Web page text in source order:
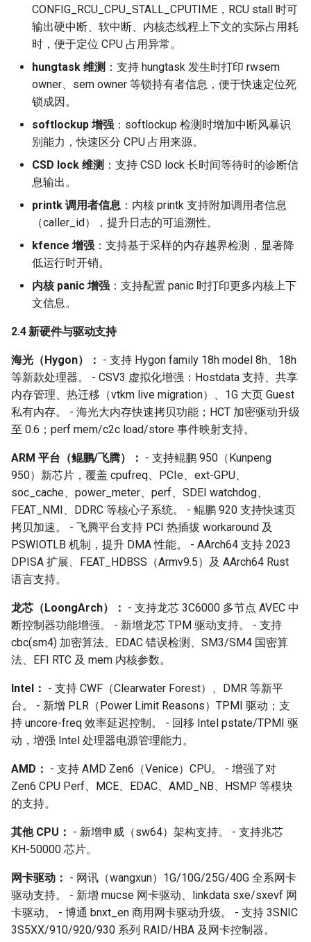
libtpms 0.9.7
libvirt 9.10.0
12. 监控与高可用
grafana-pcp 5.3.0
pacemaker 2.1.8
frr 10.0.3
13. 开发工具链
git 2.43.7
meson 1.4.2
gcc 12.3.1.8
llvm 17.0.6
14. 硬件支持与内核模块管理
linux-firmware 20250917
microcode_ctl 20250812
dkms 3.2.2（新增）
15. 新增软件包
16. 移除与整合的软件包
KonaJDK LoongArch 包整合
其他
17. 其他资源
CONFIG_RCU_CPU_STALL_CPUTIME，RCU stall 时可
输出硬中断、软中断、内核态线程上下文的实际占用耗
时，便于定位 CPU 占用异常。
hungtask 维测 ：支持 hungtask 发生时打印 rwsem
owner、sem owner 等锁持有者信息，便于快速定位死
锁成因。
softlockup 增强 ：softlockup 检测时增加中断风暴识
别能力，快速区分 CPU 占用来源。
CSD lock 维测 ：支持 CSD lock 长时间等待时的诊断信
息输出。
printk 调用者信息 ：内核 printk 支持附加调用者信息
（caller_id），提升日志的可追溯性。
kfence 增强 ：支持基于采样的内存越界检测，显著降
低运行时开销。
内核 panic 增强 ：支持配置 panic 时打印更多内核上下
文信息。
2.4 新硬件与驱动支持
海光（Hygon）： - 支持 Hygon family 18h model 8h、18h
等新款处理器。 - CSV3 虚拟化增强：Hostdata 支持、共享
内存管理、热迁移（vtkm live migration）、1G 大页 Guest
私有内存。 - 海光大内存快速拷贝功能；HCT 加密驱动升级
至 0.6；perf mem/c2c load/store 事件映射支持。
ARM 平台（鲲鹏/飞腾）： - 支持鲲鹏 950（Kunpeng
950）新芯片，覆盖 cpufreq、PCIe、ext-GPU、
soc_cache、power_meter、perf、SDEI watchdog、
FEAT_NMI、DDRC 等核心子系统。 - 鲲鹏 920 支持快速页
拷贝加速。 - 飞腾平台支持 PCI 热插拔 workaround 及
PSWIOTLB 机制，提升 DMA 性能。 - AArch64 支持 2023
DPISA 扩展、FEAT_HDBSS（Armv9.5）及 AArch64 Rust
语言支持。
龙芯（LoongArch）： - 支持龙芯 3C6000 多节点 AVEC 中
断控制器功能增强。 - 新增龙芯 TPM 驱动支持。 - 支持
cbc(sm4) 加密算法、EDAC 错误检测、SM3/SM4 国密算
法、EFI RTC 及 mem 内核参数。
Intel： - 支持 CWF（Clearwater Forest）、DMR 等新平
台。 - 新增 PLR（Power Limit Reasons）TPMI 驱动；支
持 uncore-freq 效率延迟控制。 - 回移 Intel pstate/TPMI 驱
动，增强 Intel 处理器电源管理能力。
AMD： - 支持 AMD Zen6（Venice）CPU。 - 增强了对
Zen6 CPU Perf、MCE、EDAC、AMD_NB、HSMP 等模块
的支持。
其他 CPU： - 新增申威（sw64）架构支持。 - 支持兆芯
KH-50000 芯片。
网卡驱动： - 网讯（wangxun）1G/10G/25G/40G 全系网卡
驱动支持。 - 新增 mucse 网卡驱动、linkdata sxe/sxevf 网
卡驱动。 - 博通 bnxt_en 商用网卡驱动升级。 - 支持 3SNIC
3S5XX/910/920/930 系列 RAID/HBA 及网卡控制器。